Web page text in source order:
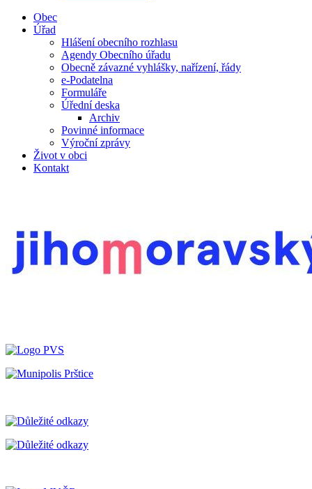
Obec
Úřad
Hlášení obecního rozhlasu
Agendy Obecního úřadu
Obecně závazné vyhlášky, nařízení, řády
e-Podatelna
Formuláře
Úřední deska
Archiv
Povinné informace
Výroční zprávy
Život v obci
Kontakt